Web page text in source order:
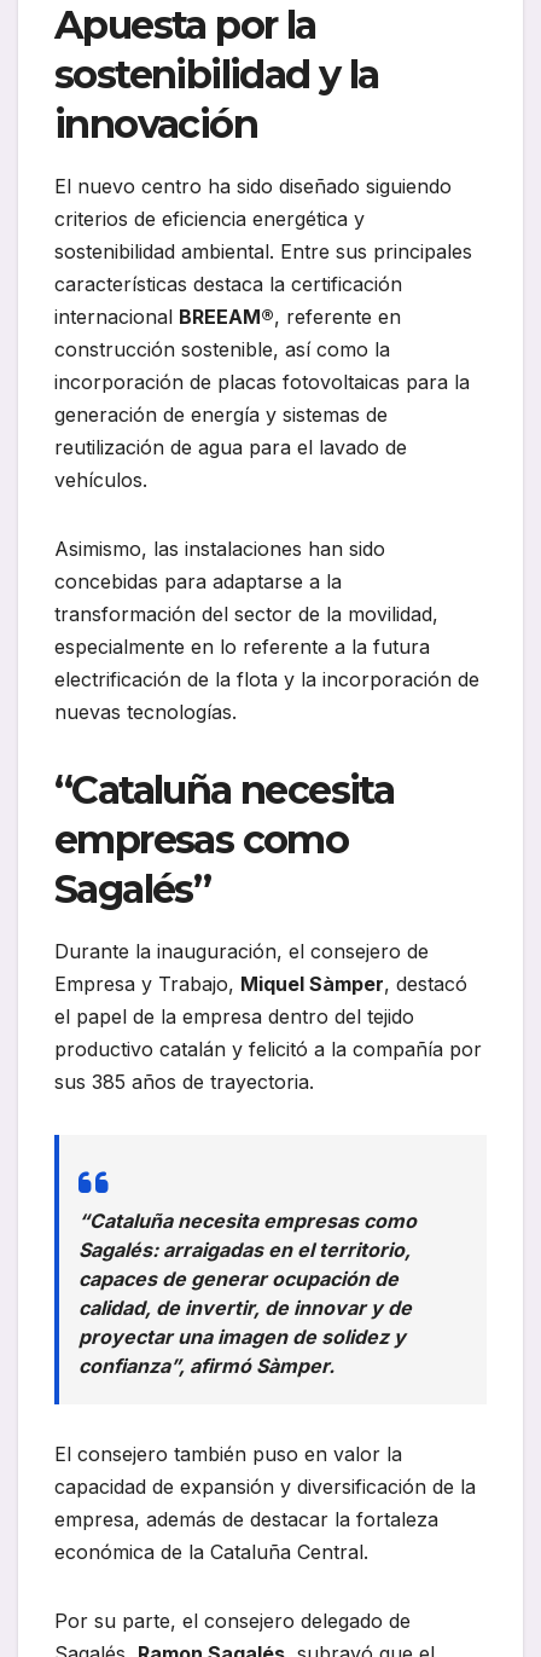
Apuesta por la
sostenibilidad y la
innovación
El nuevo centro ha sido diseñado siguiendo
criterios de eficiencia energética y
sostenibilidad ambiental. Entre sus principales
características destaca la certificación
internacional BREEAM®, referente en
construcción sostenible, así como la
incorporación de placas fotovoltaicas para la
generación de energía y sistemas de
reutilización de agua para el lavado de
vehículos.
Asimismo, las instalaciones han sido
concebidas para adaptarse a la
transformación del sector de la movilidad,
especialmente en lo referente a la futura
electrificación de la flota y la incorporación de
nuevas tecnologías.
“Cataluña necesita
empresas como
Sagalés”
Durante la inauguración, el consejero de
Empresa y Trabajo, Miquel Sàmper, destacó
el papel de la empresa dentro del tejido
productivo catalán y felicitó a la compañía por
sus 385 años de trayectoria.
“Cataluña necesita empresas como
Sagalés: arraigadas en el territorio,
capaces de generar ocupación de
calidad, de invertir, de innovar y de
proyectar una imagen de solidez y
confianza”, afirmó Sàmper.
El consejero también puso en valor la
capacidad de expansión y diversificación de la
empresa, además de destacar la fortaleza
económica de la Cataluña Central.
Por su parte, el consejero delegado de